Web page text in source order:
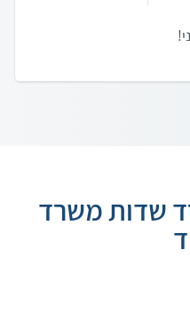
שדות משרד